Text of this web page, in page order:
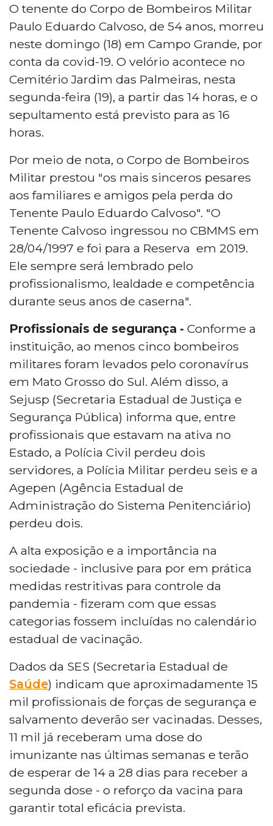
O tenente do Corpo de Bombeiros Militar
Paulo Eduardo Calvoso, de 54 anos, morreu
neste domingo (18) em Campo Grande, por
conta da covid-19. O velório acontece no
Cemitério Jardim das Palmeiras, nesta
segunda-feira (19), a partir das 14 horas, e o
sepultamento está previsto para as 16
horas.
Por meio de nota, o Corpo de Bombeiros
Militar prestou "os mais sinceros pesares
aos familiares e amigos pela perda do
Tenente Paulo Eduardo Calvoso". "O
Tenente Calvoso ingressou no CBMMS em
28/04/1997 e foi para a Reserva em 2019.
Ele sempre será lembrado pelo
profissionalismo, lealdade e competência
durante seus anos de caserna".
Profissionais de segurança - Conforme a
instituição, ao menos cinco bombeiros
militares foram levados pelo coronavírus
em Mato Grosso do Sul. Além disso, a
Sejusp (Secretaria Estadual de Justiça e
Segurança Pública) informa que, entre
profissionais que estavam na ativa no
Estado, a Polícia Civil perdeu dois
servidores, a Polícia Militar perdeu seis e a
Agepen (Agência Estadual de
Administração do Sistema Penitenciário)
perdeu dois.
A alta exposição e a importância na
sociedade - inclusive para por em prática
medidas restritivas para controle da
pandemia - fizeram com que essas
categorias fossem incluídas no calendário
estadual de vacinação.
Dados da SES (Secretaria Estadual de
Saúde) indicam que aproximadamente 15
mil profissionais de forças de segurança e
salvamento deverão ser vacinadas. Desses,
11 mil já receberam uma dose do
imunizante nas últimas semanas e terão
de esperar de 14 a 28 dias para receber a
segunda dose - o reforço da vacina para
garantir total eficácia prevista.